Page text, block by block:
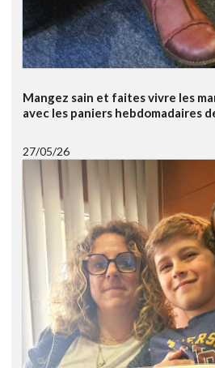
Mangez sain et faites vivre les
avec les paniers hebdomadaires
27/05/26